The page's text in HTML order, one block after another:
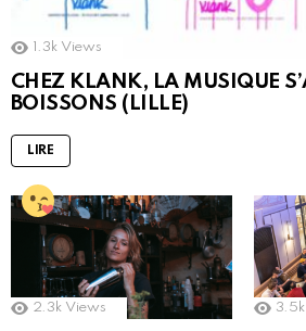
1.3k Views
CHEZ KLANK, LA MUSIQUE
BOISSONS (LILLE)
LIRE
2.3k Views 3.5k